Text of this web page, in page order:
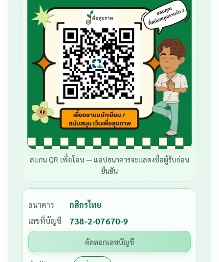
สแกน QR เพื่อโอน — แอปธนาคารจะแสดงชื่อผู้รับก่อน
ยืนยัน
ธนาคาร
กสิกรไทย
เลขที่บัญชี
738-2-07670-9
คัดลอกเลขบัญชี